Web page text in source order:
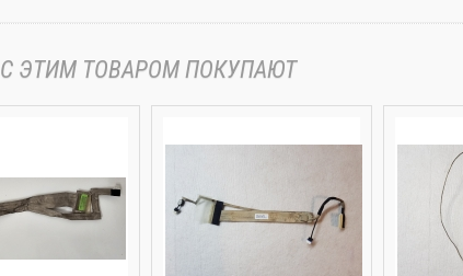
С ЭТИМ ТОВАРОМ ПОКУПАЮТ